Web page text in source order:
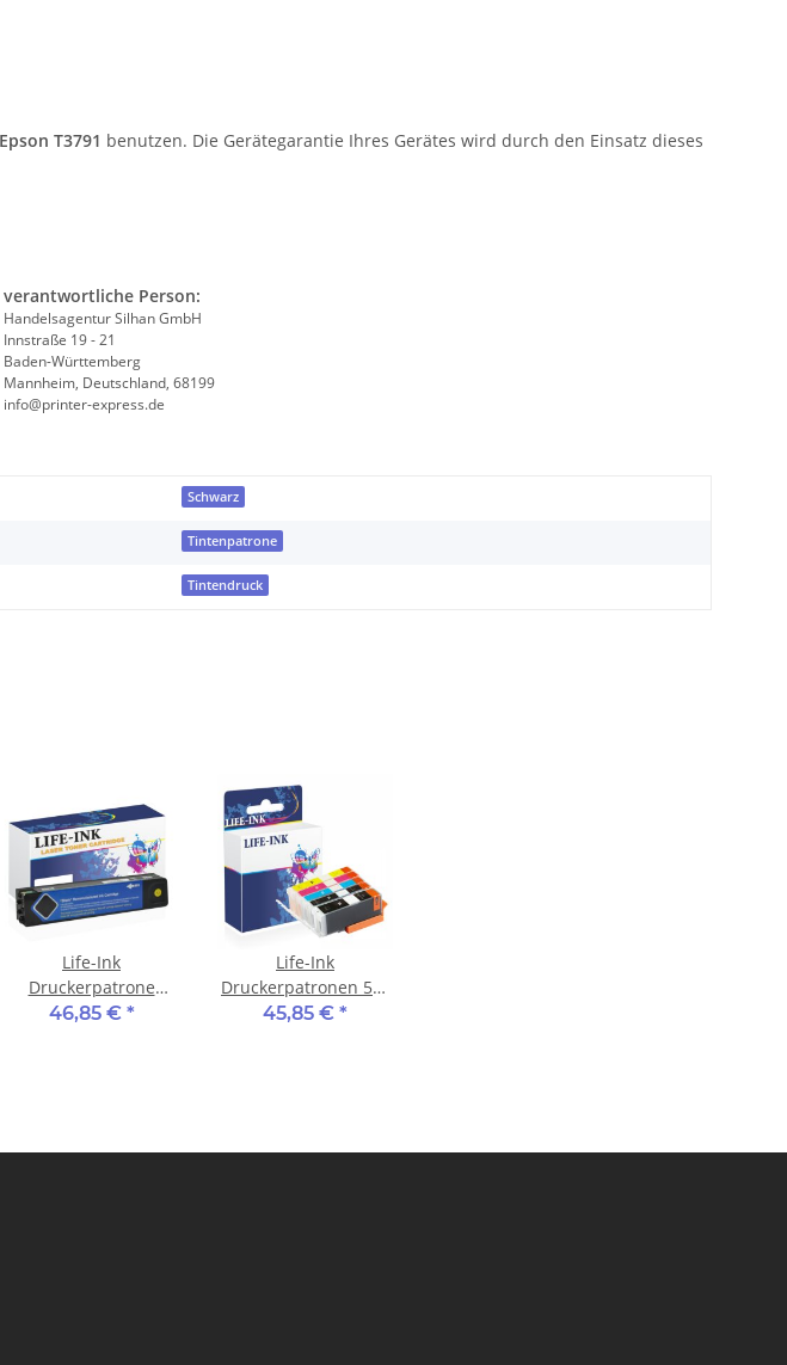
Epson T3791 benutzen. Die Gerätegarantie Ihres Gerätes wird durch den Einsatz dieses
verantwortliche Person:
Handelsagentur Silhan GmbH
Innstraße 19 - 21
Baden-Württemberg
Mannheim, Deutschland, 68199
info@printer-express.de
Schwarz
Tintenpatrone
Tintendruck
Life-Ink
Druckerpatrone
ersetzt HP L0S07AE,
46,85 € *
Life-Ink
Druckerpatronen 5er
Set ersetzt Canon
45,85 € *